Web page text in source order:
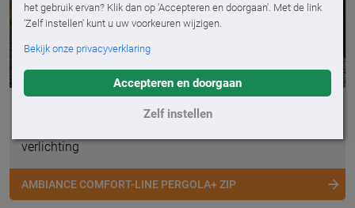
het gebruik ervan? Klik dan op 'Accepteren en doorgaan'. Met de link
'Zelf instellen' kunt u uw voorkeuren wijzigen.
Bekijk onze privacyverklaring
Accepteren en doorgaan
Zelf instellen
Ambiance Comfort-Line Pergola+ zip
verlichting
AMBIANCE COMFORT-LINE PERGOLA+ ZIP